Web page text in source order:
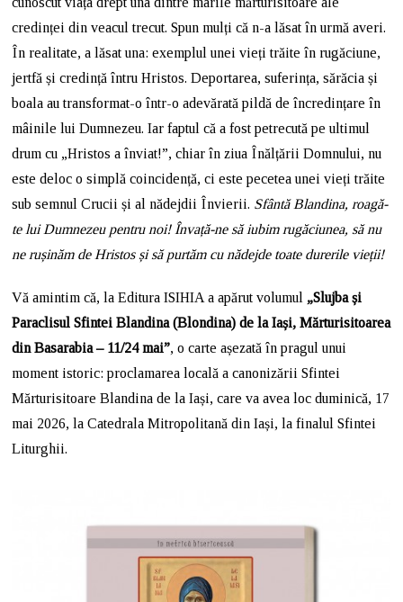
credinței din veacul trecut. Spun mulți că n-a lăsat în urmă averi.
În realitate, a lăsat una: exemplul unei vieți trăite în rugăciune,
jertfă și credință întru Hristos. Deportarea, suferința, sărăcia și
boala au transformat-o într-o adevărată pildă de încredințare în
mâinile lui Dumnezeu. Iar faptul că a fost petrecută pe ultimul
drum cu „Hristos a înviat!”, chiar în ziua Înălțării Domnului, nu
este deloc o simplă coincidență, ci este pecetea unei vieți trăite
sub semnul Crucii și al nădejdii Învierii. Sfântă Blandina, roagă-
te lui Dumnezeu pentru noi! Învață-ne să iubim rugăciunea, să nu
ne rușinăm de Hristos și să purtăm cu nădejde toate durerile vieții!
Vă amintim că, la Editura ISIHIA a apărut volumul „Slujba și
Paraclisul Sfintei Blandina (Blondina) de la Iași, Mărturisitoarea
din Basarabia – 11/24 mai”, o carte așezată în pragul unui
moment istoric: proclamarea locală a canonizării Sfintei
Mărturisitoare Blandina de la Iași, care va avea loc duminică, 17
mai 2026, la Catedrala Mitropolitană din Iași, la finalul Sfintei
Liturghii.